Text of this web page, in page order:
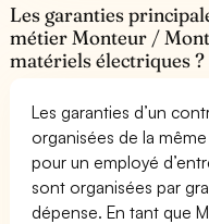
Les garanties
métier Monteur /
matériels électriques ?
Les garanties d’un
organisées de la
pour un employé
sont organisées par
dépense. En tant que